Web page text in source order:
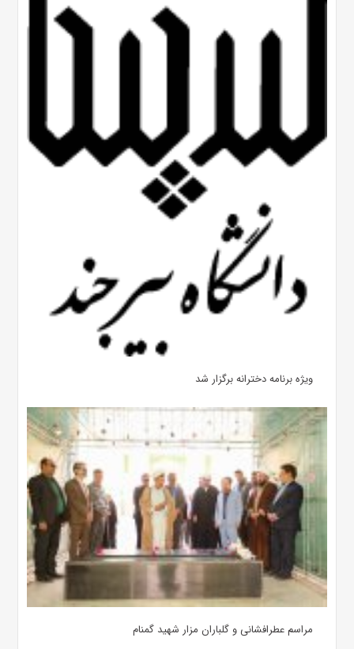
ویژه برنامه دخترانه برگزار شد
مراسم عطرافشانی و گلباران مزار شهید گمنام